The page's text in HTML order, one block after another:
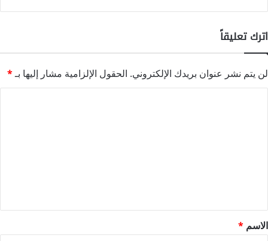
اترك تعليقاً
لن يتم نشر عنوان بريدك الإلكتروني. الحقول الإلزامية مشار إليها بـ*
*
الاسم *